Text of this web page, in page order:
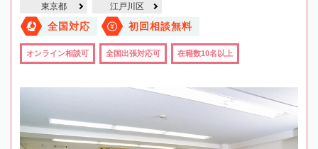
東京都 江戸川区
全国対応 初回相談無料
オンライン相談可 全国出張対応可 在籍数10名以上